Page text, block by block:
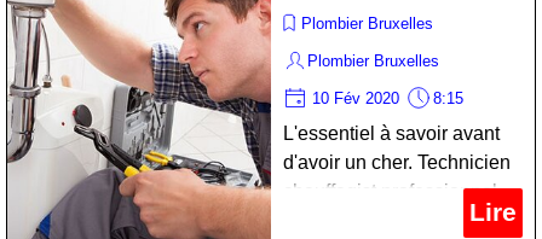
Plombier Bruxelles
Plombier Bruxelles
10 Fév 2020 8:15
L'essentiel à savoir avant
d'avoir un cher. Technicien
chauffagist professionnel
Lire